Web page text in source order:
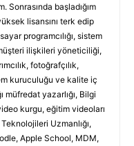
başladığım
lisansını terk edip
programcılığı, sistem
ilişkileri yöneticiliği,
fotoğrafçılık,
kuruculuğu ve kalite iç
yazarlığı, Bilgi
kurgu, eğitim videoları
Uzmanlığı,
Apple School, MDM,